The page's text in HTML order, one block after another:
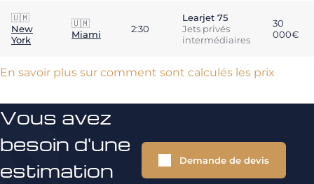
🇺🇲
New
York
🇺🇲
Miami
2:30
Learjet 75
Jets privés
intermédiaires
30
000€
En savoir plus sur comment sont calculés les prix
Vous avez
besoin d'une
estimation
Demande de devis